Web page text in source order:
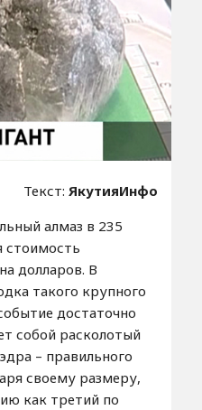
Текст: ЯкутияИнфо
алмаз в 235
стоимость
долларов. В
такого крупного
достаточно
собой расколотый
– правильного
своему размеру,
как третий по